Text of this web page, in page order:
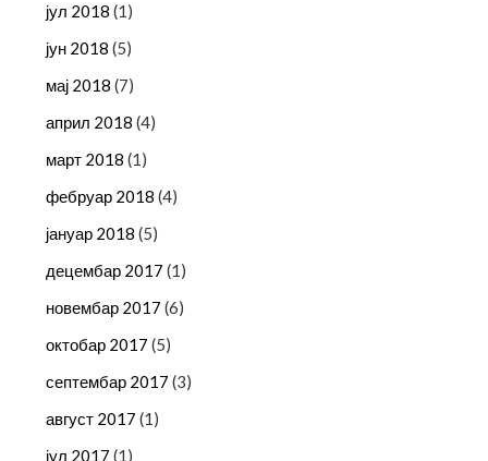
јул 2018 (1)
јун 2018 (5)
мај 2018 (7)
април 2018 (4)
март 2018 (1)
фебруар 2018 (4)
јануар 2018 (5)
децембар 2017 (1)
новембар 2017 (6)
октобар 2017 (5)
септембар 2017 (3)
август 2017 (1)
јул 2017 (1)